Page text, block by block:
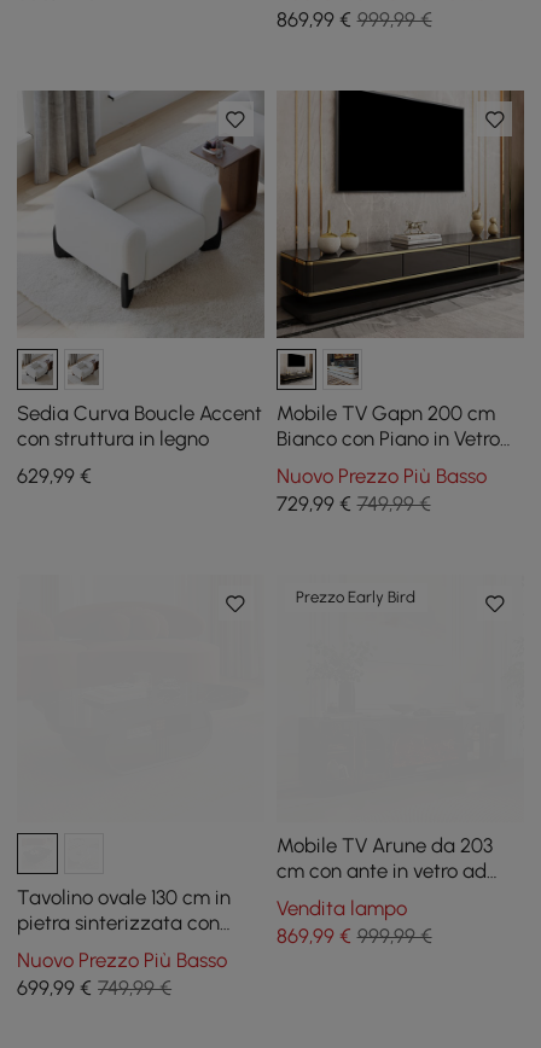
ripiano rialzabile con
869,99€ 999,99 €
Sedia Curva Boucle Accent
con struttura in legno
629,99 €
Mobile TV Gapn 200 cm
Bianco con Piano in Vetro
Temperato e 3 Cassetti
Nuovo Prezzo Più Basso
729,99€ 749,99 €
Tavolino ovale 130 cm in
pietra sinterizzata con
contenitore
Nuovo Prezzo Più Basso
699,99 € 749,99 €
Prezzo Early Bird
Mobile TV Arune da 203
cm con ante in vetro ad
arco, camino elettrico e
telecomando
Vendita lampo
869,99€ 999,99 €